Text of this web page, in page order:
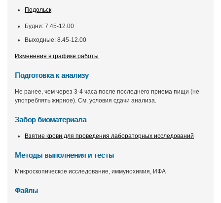
Подольск
Будни: 7.45-12.00
Выходные: 8.45-12.00
Изменения в графике работы
Подготовка к анализу
Не ранее, чем через 3-4 часа после последнего приема пищи (не
употреблять жирное). См. условия сдачи анализа.
Забор биоматериала
Взятие крови для проведения лабораторных исследований
Методы выполнения и тесты
Микроскопическое исследование, иммунохимия, ИФА
Файлы